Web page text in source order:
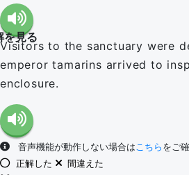
を見る
Visitors to the sanctuary were
emperor tamarins arrived to
enclosure.
音声機能が動作しない場合はこちら をご
正解した
間違えた